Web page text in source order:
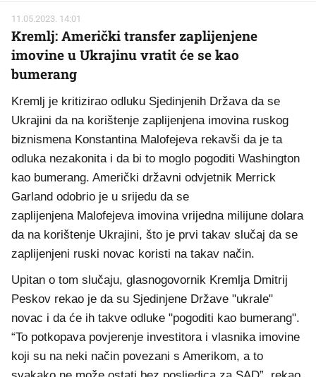
11.05.2023. 14:01
Kremlj: Američki transfer zaplijenjene
imovine u Ukrajinu vratit će se kao
bumerang
Kremlj je kritizirao odluku Sjedinjenih Država da se
Ukrajini da na korištenje zaplijenjena imovina ruskog
biznismena Konstantina Malofejeva rekavši da je ta
odluka nezakonita i da bi to moglo pogoditi Washington
kao bumerang. Američki državni odvjetnik Merrick
Garland odobrio je u srijedu da se
zaplijenjena Malofejeva imovina vrijedna milijune dolara
da na korištenje Ukrajini, što je prvi takav slučaj da se
zaplijenjeni ruski novac koristi na takav način.
Upitan o tom slučaju, glasnogovornik Kremlja Dmitrij
Peskov rekao je da su Sjedinjene Države "ukrale"
novac i da će ih takve odluke "pogoditi kao bumerang".
“To potkopava povjerenje investitora i vlasnika imovine
koji su na neki način povezani s Amerikom, a to